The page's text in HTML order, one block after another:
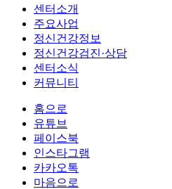
센터소개
주요사업
정신건강정보
정신건강검진·상담
센터소식
커뮤니티
홈으로
유튜브
페이스북
인스타그램
카카오톡
마음으로